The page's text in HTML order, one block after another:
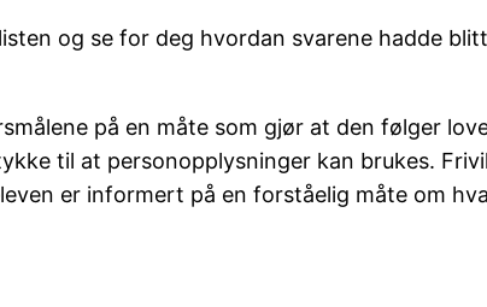
og se for deg hvordan svarene hadde
på en måte som gjør at den følger
til at personopplysninger kan brukes.
er informert på en forståelig måte om